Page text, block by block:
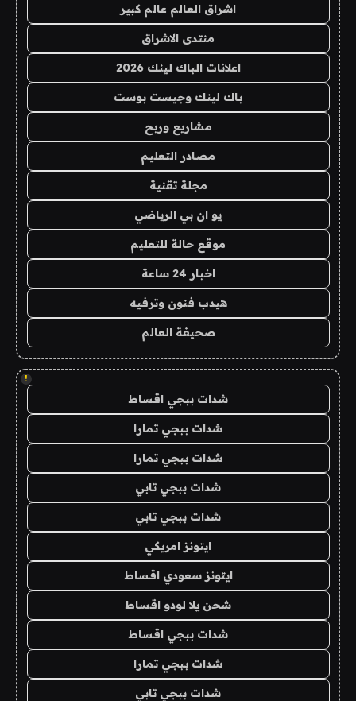
اشراق العالم عالم كبير
منتدى الاشراق
اعلانات الباك لينك 2026
باك لينك وجيست بوست
مشاريع وربح
مصادر التعليم
مجلة تقنية
يو ان بي الرياضي
موقع حالة للتعليم
اخبار 24 ساعة
هيدب فنون وترفيه
صحيفة العالم
!
شدات ببجي اقساط
شدات ببجي تمارا
شدات ببجي تمارا
شدات ببجي تابي
شدات ببجي تابي
ايتونز امريكي
ايتونز سعودي اقساط
شحن يلا لودو اقساط
شدات ببجي اقساط
شدات ببجي تمارا
شدات ببجي تابي